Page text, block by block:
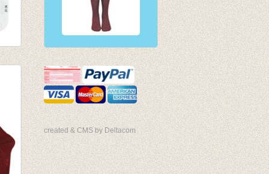
created & CMS by Deltacom